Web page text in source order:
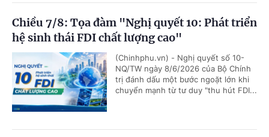
Chiều 7/8: Tọa đàm "Nghị quyết 10: Phát triển
hệ sinh thái FDI chất lượng cao"
(Chinhphu.vn) - Nghị quyết số 10-
NQ/TW ngày 8/6/2026 của Bộ Chính
trị đánh dấu một bước ngoặt lớn khi
chuyển mạnh từ tư duy "thu hút FDI...